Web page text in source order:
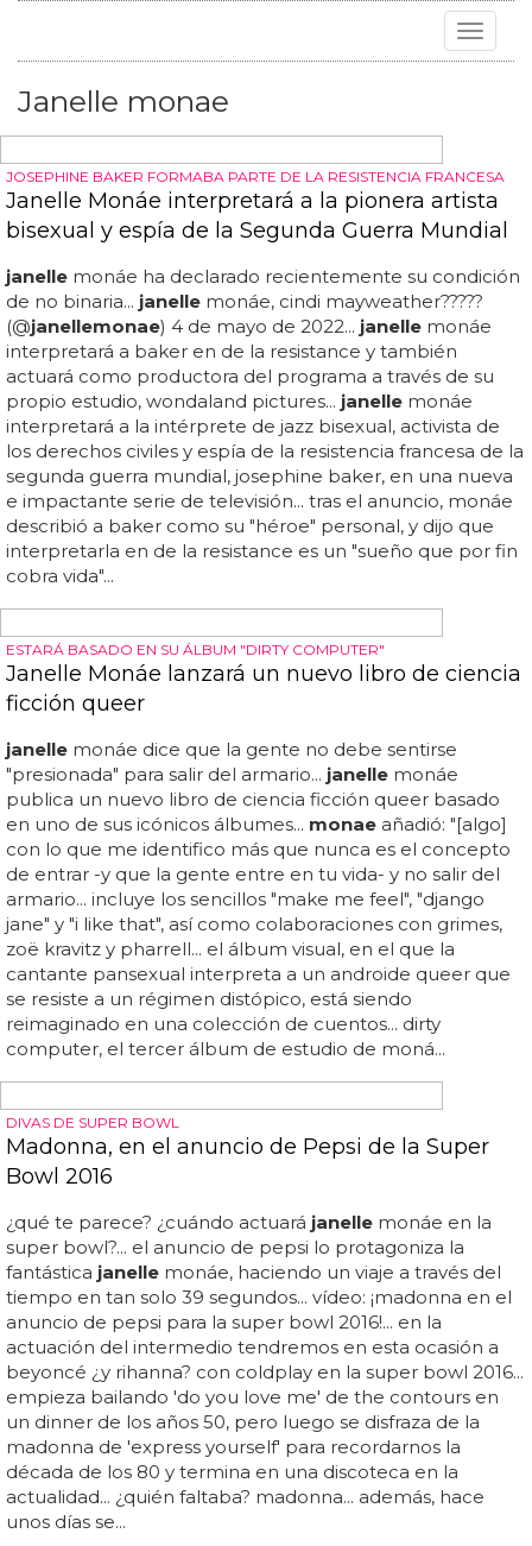
Toggle
Janelle monae
JOSEPHINE BAKER FORMABA PARTE DE LA RESISTENCIA FRANCESA
Janelle Monáe interpretará a la pionera artista
bisexual y espía de la Segunda Guerra Mundial
janellemonáe ha declarado recientemente su condición
de no binaria...janelle monáe, cindi mayweather?????
(@janellemonae) 4 de mayo de 2022...janellemonáe
interpretará a baker en de la resistance y también
actuará como productora del programa a través de su
propio estudio, wondaland pictures...janellemonáe
interpretará a la intérprete de jazz bisexual, activista de
los derechos civiles y espía de la resistencia francesa de la
segunda guerra mundial, josephine baker, en una nueva
describió a baker como su "héroe" personal, y dijo que
interpretarla en de la resistance es un "sueño que por fin
cobra vida"...
Janelle Monáe lanzará un nuevo libro de ciencia
ficción queer
"presionada" para salir del armario...janellemonáe
publica un nuevo libro de ciencia ficción queer basado
en uno de sus icónicos álbumes...monaeañadió: "[algo]
con lo que me identifico más que nunca es el concepto
de entrar -y que la gente entre en tu vida- y no salir del
armario... incluye los sencillos "make me feel", "django
jane" y "i like that", así como colaboraciones con grimes,
zoë kravitz y pharrell... el álbum visual, en el que la
cantante pansexual interpreta a un androide queer que
se resiste a un régimen distópico, está siendo
reimaginado en una colección de cuentos... dirty
computer, el tercer álbum de estudio de moná...